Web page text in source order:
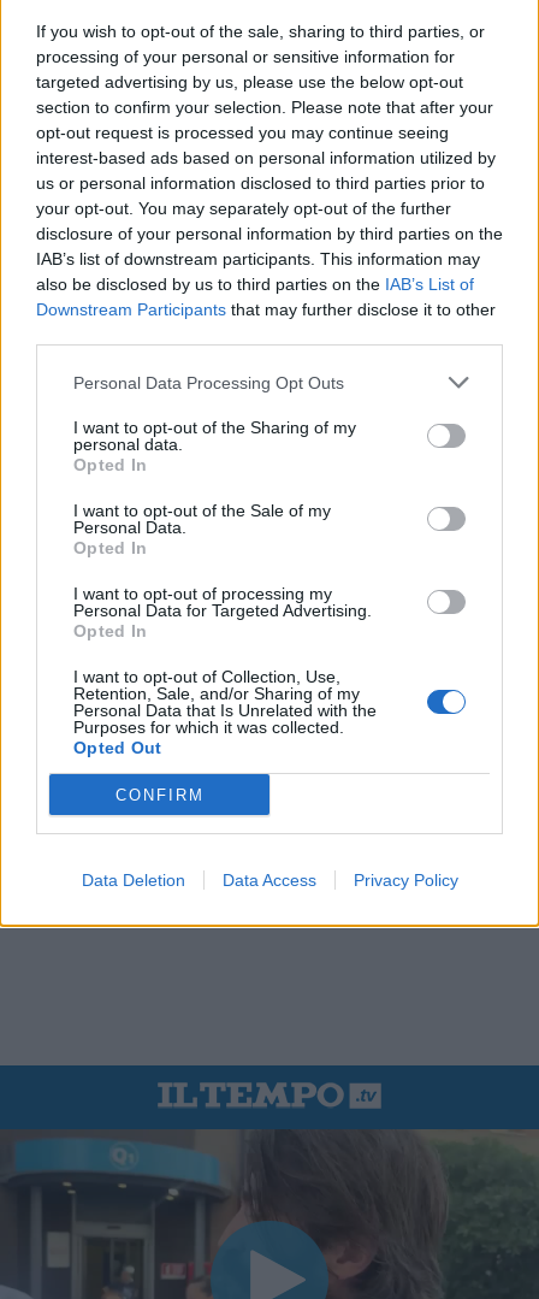
If you wish to opt-out of the sale, sharing to third parties, or
processing of your personal or sensitive information for
targeted advertising by us, please use the below opt-out
section to confirm your selection. Please note that after your
opt-out request is processed you may continue seeing
interest-based ads based on personal information utilized by
us or personal information disclosed to third parties prior to
your opt-out. You may separately opt-out of the further
disclosure of your personal information by third parties on the
IAB’s list of downstream participants. This information may
also be disclosed by us to third parties on the IAB’s List of
Downstream Participants that may further disclose it to other
Personal Data Processing Opt Outs
I want to opt-out of the Sharing of my
personal data.
Opted In
I want to opt-out of the Sale of my
Personal Data.
Opted In
I want to opt-out of processing my
Personal Data for Targeted Advertising.
Opted In
I want to opt-out of Collection, Use,
Retention, Sale, and/or Sharing of my
Personal Data that Is Unrelated with the
Purposes for which it was collected.
Opted Out
CONFIRM
Data Deletion Data Access Privacy Policy